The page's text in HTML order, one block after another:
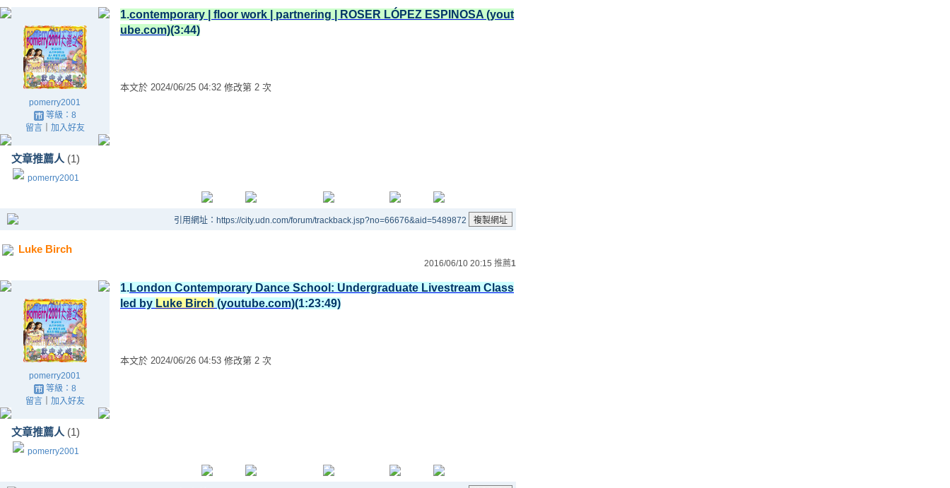
pomerry2001
等級：8
留言｜ 加入好友
文章推薦人 (1)
pomerry2001
1.contemporary | floor work | partnering | ROSER LÓPEZ ESPINOSA (yout
ube.com)(3:44)
本文於 2024/06/25 04:32 修改第 2 次
引用網址：https://city.udn.com/forum/trackback.jsp?no=66676&aid=5489872
Luke Birch
2016/06/10 20:15 推薦1
pomerry2001
等級：8
留言｜ 加入好友
文章推薦人 (1)
pomerry2001
1.London Contemporary Dance School: Undergraduate Livestream Class
led by Luke Birch (youtube.com)(1:23:49)
本文於 2024/06/26 04:53 修改第 2 次